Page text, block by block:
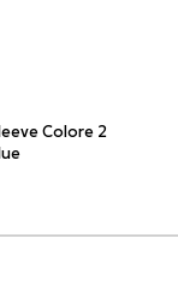
Colore 2